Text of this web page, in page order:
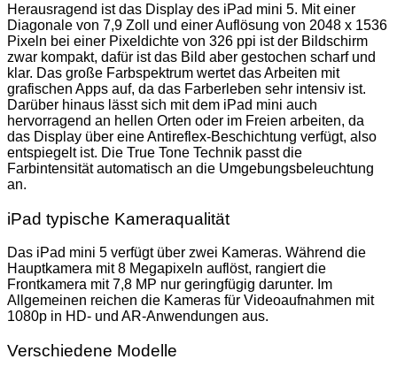
Herausragend ist das Display des iPad mini 5. Mit einer
Diagonale von 7,9 Zoll und einer Auflösung von 2048 x 1536
Pixeln bei einer Pixeldichte von 326 ppi ist der Bildschirm
zwar kompakt, dafür ist das Bild aber gestochen scharf und
klar. Das große Farbspektrum wertet das Arbeiten mit
grafischen Apps auf, da das Farberleben sehr intensiv ist.
Darüber hinaus lässt sich mit dem iPad mini auch
hervorragend an hellen Orten oder im Freien arbeiten, da
das Display über eine Antireflex-Beschichtung verfügt, also
entspiegelt ist. Die True Tone Technik passt die
Farbintensität automatisch an die Umgebungsbeleuchtung
an.
iPad typische Kameraqualität
Das iPad mini 5 verfügt über zwei Kameras. Während die
Hauptkamera mit 8 Megapixeln auflöst, rangiert die
Frontkamera mit 7,8 MP nur geringfügig darunter. Im
Allgemeinen reichen die Kameras für Videoaufnahmen mit
1080p in HD- und AR-Anwendungen aus.
Verschiedene Modelle